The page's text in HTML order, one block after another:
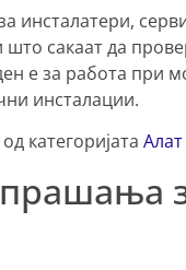
инсталатери,
сакаат да
е за работа при
инсталации.
категоријата